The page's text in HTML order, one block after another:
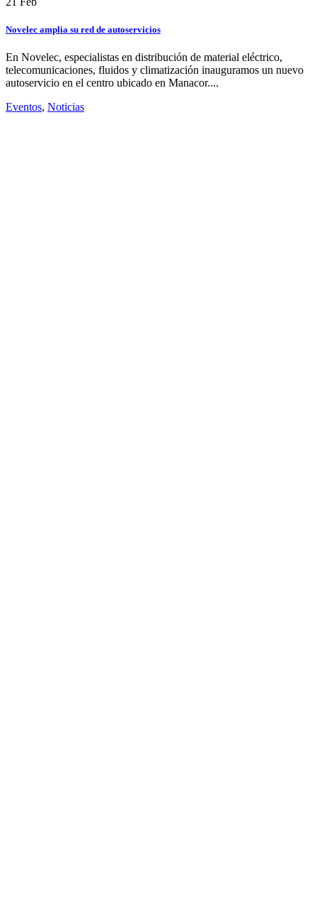
Novelec amplia su red de autoservicios
En Novelec, especialistas en distribución de material eléctrico,
telecomunicaciones, fluidos y climatización inauguramos un nuevo
autoservicio en el centro ubicado en Manacor....
Eventos, Noticias